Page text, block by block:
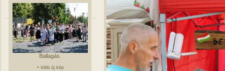
Ballagás.
+ több új kép